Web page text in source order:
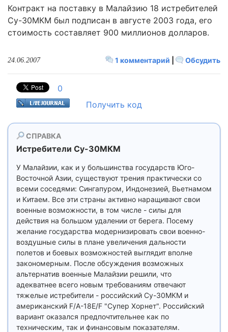
Контракт на поставку в Малайзию 18 истребителей
Су-30МКМ был подписан в августе 2003 года, его
стоимость составляет 900 миллионов долларов.
1 комментарий Обсудить
24.06.2007
0
Получить код
СПРАВКА
Истребители Су-30МКМ
У Малайзии, как и у большинства государств Юго-
Восточной Азии, существуют трения практически со
всеми соседями: Сингапуром, Индонезией, Вьетнамом
и Китаем. Все эти страны активно наращивают свои
военные возможности, в том числе - силы для
действия на большом удалении от берега. Посему
желание государства модернизировать свои военно-
воздушные силы в плане увеличения дальности
полетов и боевых возможностей выглядит вполне
закономерным. После обсуждения возможных
альтернатив военные Малайзии решили, что
адекватнее всего новым требованиям отвечают
тяжелые истребители - российский Су-30МКМ и
американский F/A-18E/F "Супер Хорнет". Российский
вариант оказался предпочтительнее как по
техническим, так и финансовым показателям.